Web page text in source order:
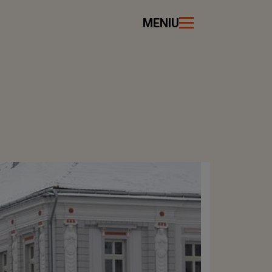
MENIU